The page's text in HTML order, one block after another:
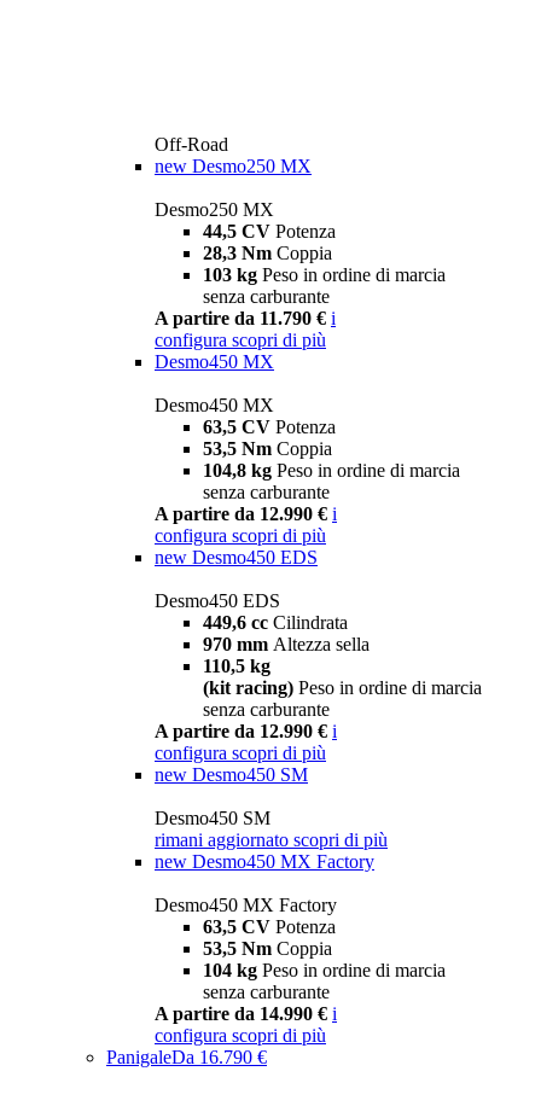
Off-Road
new Desmo250 MX
Desmo250 MX
44,5 CV Potenza
28,3 Nm Coppia
103 kg Peso in ordine di marcia
senza carburante
A partire da 11.790 € i
configura scopri di più
Desmo450 MX
Desmo450 MX
63,5 CV Potenza
53,5 Nm Coppia
104,8 kg Peso in ordine di marcia
senza carburante
A partire da 12.990 € i
configura scopri di più
new Desmo450 EDS
Desmo450 EDS
449,6 cc Cilindrata
970 mm Altezza sella
110,5 kg
(kit racing) Peso in ordine di marcia
senza carburante
A partire da 12.990 € i
configura scopri di più
new Desmo450 SM
Desmo450 SM
rimani aggiornato scopri di più
new Desmo450 MX Factory
Desmo450 MX Factory
63,5 CV Potenza
53,5 Nm Coppia
104 kg Peso in ordine di marcia
senza carburante
A partire da 14.990 € i
configura scopri di più
PanigaleDa 16.790 €